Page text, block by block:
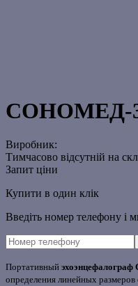
СОНОМЕД-
Виробник:
Тимчасово відсутній на
Запит ціни
Купити в один клік
Введіть номер телефону і
Портативный эхоэнцефалограф
определения линейных размеров